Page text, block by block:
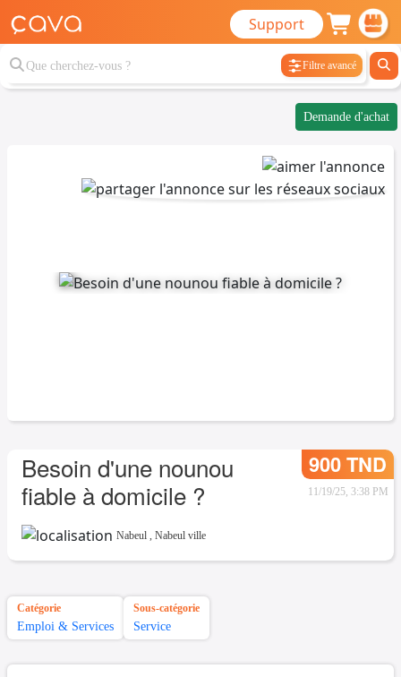
Support
Filtre avancé
Demande d'achat
Besoin d'une nounou
fiable à domicile ?
900 TND
11/19/25, 3:38 PM
Nabeul , Nabeul ville
Catégorie
Emploi & Services
Sous-catégorie
Service